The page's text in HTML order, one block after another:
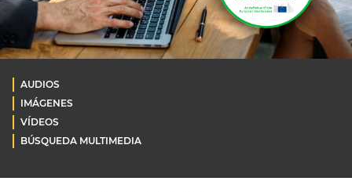
AUDIOS
IMÁGENES
VÍDEOS
BÚSQUEDA MULTIMEDIA